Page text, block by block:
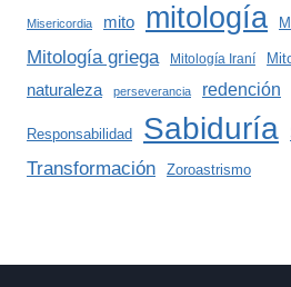
Misericordia mito mitología
Mitología griega Mitología Iraní
naturaleza perseverancia redención
Responsabilidad Sabiduría
Transformación Zoroastrismo